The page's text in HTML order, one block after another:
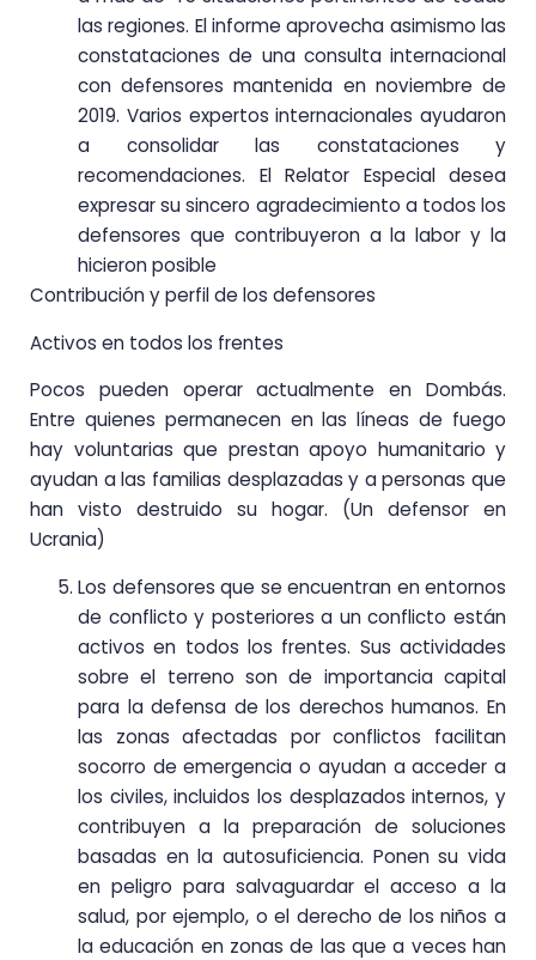
las regiones. El informe aprovecha asimismo las
constataciones de una consulta internacional
con defensores mantenida en noviembre de
2019. Varios expertos internacionales ayudaron
a consolidar las constataciones y
recomendaciones. El Relator Especial desea
expresar su sincero agradecimiento a todos los
defensores que contribuyeron a la labor y la
hicieron posible
Contribución y perfil de los defensores
Activos en todos los frentes
Pocos pueden operar actualmente en Dombás.
Entre quienes permanecen en las líneas de fuego
hay voluntarias que prestan apoyo humanitario y
ayudan a las familias desplazadas y a personas que
han visto destruido su hogar. (Un defensor en
Ucrania)
Los defensores que se encuentran en entornos
de conflicto y posteriores a un conflicto están
activos en todos los frentes. Sus actividades
sobre el terreno son de importancia capital
para la defensa de los derechos humanos. En
las zonas afectadas por conflictos facilitan
socorro de emergencia o ayudan a acceder a
los civiles, incluidos los desplazados internos, y
contribuyen a la preparación de soluciones
basadas en la autosuficiencia. Ponen su vida
en peligro para salvaguardar el acceso a la
salud, por ejemplo, o el derecho de los niños a
la educación en zonas de las que a veces han